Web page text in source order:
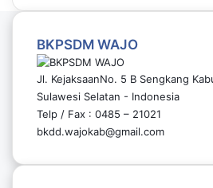
BKPSDM WAJO
Jl. KejaksaanNo. 5 B Sengkang
Sulawesi Selatan - Indonesia
Telp / Fax : 0485 – 21021
bkdd.wajokab@gmail.com